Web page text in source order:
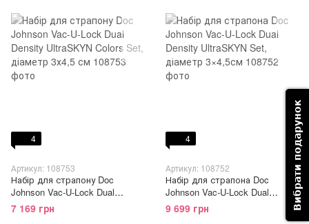
4
Артикул: 108753
Набір для страпону Doc
Johnson Vac-U-Lock Dual
Density UltraSKYN Colors Set,
діаметр 3х4,5 см
7 169 грн
4
Артикул: 108752
Набір для страпона Doc
Johnson Vac-U-Lock Dual
Density UltraSKYN Set, діаметр
3×4,5см
9 699 грн Вибрати подарунок